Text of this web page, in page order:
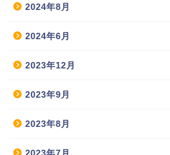
2024年8月
2024年6月
2023年12月
2023年9月
2023年8月